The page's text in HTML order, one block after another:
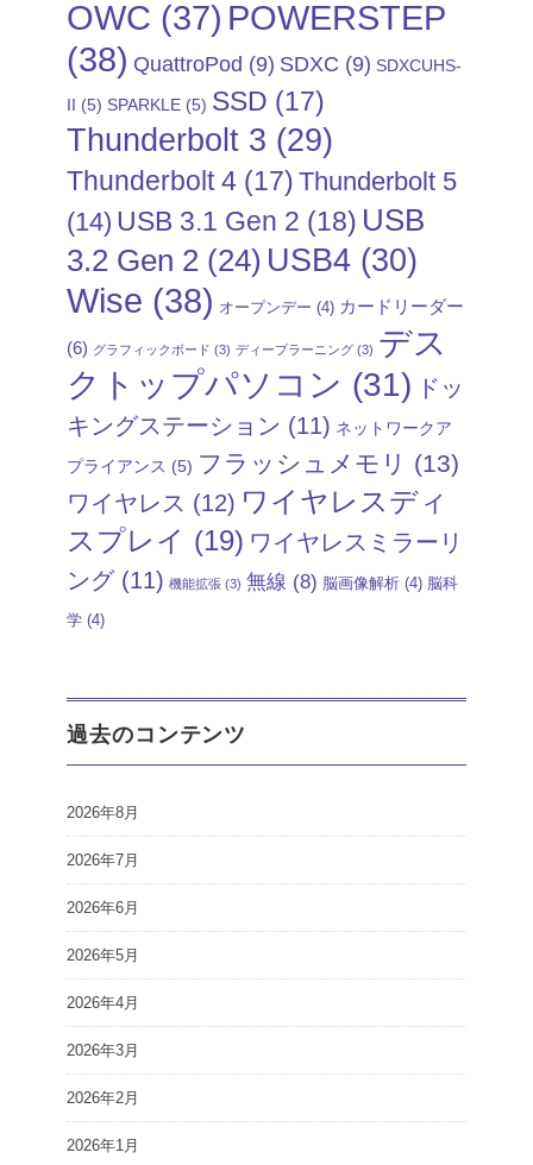
OWC (37) POWERSTEP
(38) QuattroPod (9) SDXC (9) SDXCUHS-
II (5) SPARKLE (5) SSD (17)
Thunderbolt 3 (29)
Thunderbolt 4 (17) Thunderbolt 5
(14) USB 3.1 Gen 2 (18) USB
3.2 Gen 2 (24) USB4 (30)
Wise (38) オープンデー (4) カードリーダー
(6) グラフィックボード (3) ディープラーニング (3) デス
クトップパソコン (31) ドッ
キングステーション (11) ネットワークア
プライアンス (5) フラッシュメモリ (13)
ワイヤレス (12) ワイヤレスディ
スプレイ (19) ワイヤレスミラーリ
ング(11) 機能拡張 (3) 無線 (8) 脳画像解析 (4) 脳科
学 (4)
過去のコンテンツ
2026年8月
2026年7月
2026年6月
2026年5月
2026年4月
2026年3月
2026年2月
2026年1月